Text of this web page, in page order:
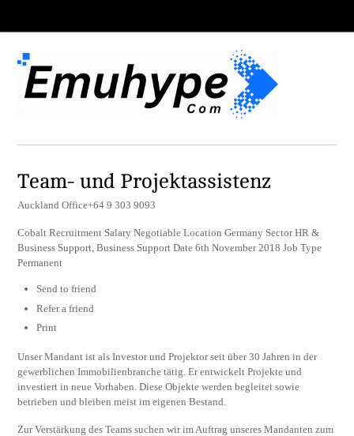
Team- und Projektassistenz
Auckland Office+64 9 303 9093
Cobalt Recruitment Salary Negotiable Location Germany Sector HR &
Business Support, Business Support Date 6th November 2018 Job Type
Permanent
Send to friend
Refer a friend
Print
Unser Mandant ist als Investor und Projektor seit über 30 Jahren in der
gewerblichen Immobilienbranche tätig. Er entwickelt Projekte und
investiert in neue Vorhaben. Diese Objekte werden begleitet sowie
betrieben und bleiben meist im eigenen Bestand.
Zur Verstärkung des Teams suchen wir im Auftrag unseres Mandanten zum